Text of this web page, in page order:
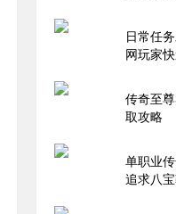
日常任
网玩家
传奇至
取攻略
单职业
追求八